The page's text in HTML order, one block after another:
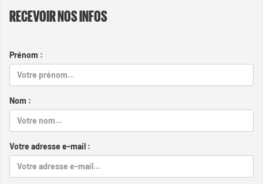
RECEVOIR NOS INFOS
Prénom :
Nom :
Votre adresse e-mail :